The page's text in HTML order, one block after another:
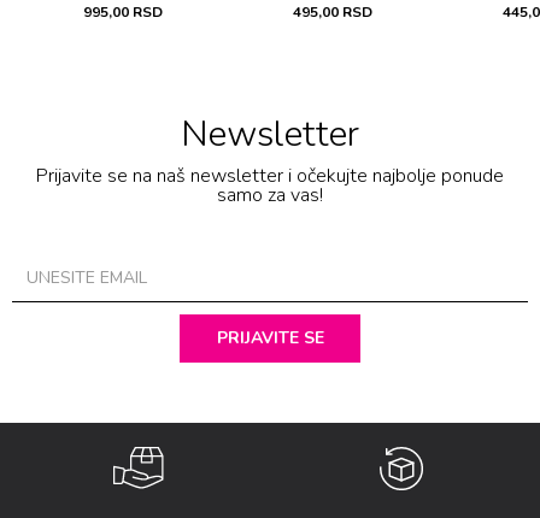
995,00 RSD 495,00 RSD
Newsletter
Prijavite se na naš newsletter i očekujte najbolje ponude
samo za vas!
PRIJAVITE SE